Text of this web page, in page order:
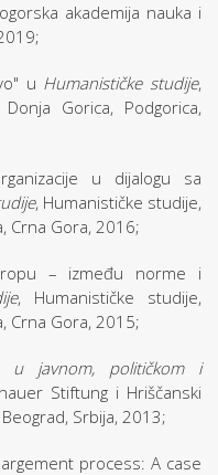
akademija nauka i
u Humanističke studije,
Gorica, Podgorica,
u dijalogu sa
, Humanističke studije,
Crna Gora, 2016;
– između norme i
, Humanističke studije,
Crna Gora, 2015;
u javnom, političkom i
Stiftung i Hriščanski
Srbija, 2013;
process: A case